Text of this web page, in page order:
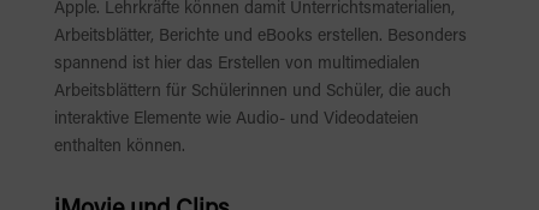
Apple. Lehrkräfte können damit Unterrichtsmaterialien,
Arbeitsblätter, Berichte und eBooks erstellen. Besonders
spannend ist hier das Erstellen von multimedialen
Arbeitsblättern für Schülerinnen und Schüler, die auch
interaktive Elemente wie Audio- und Videodateien
enthalten können.